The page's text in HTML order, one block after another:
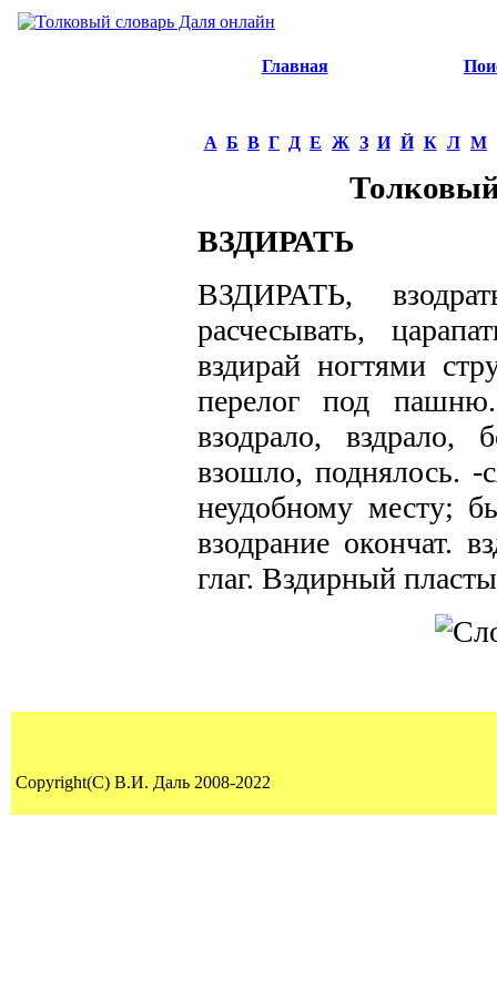
Главная
А Б В Г Д Е Ж З И Й К Л М
ВЗДИРАТЬ
ВЗДИРАТЬ,
расчесывать,
вздирай ногтями
перелог под
взодрало, вздрало,
взошло, поднялось. -
неудобному месту;
взодрание окончат.
глаг. Вздирный
Copyright(C) В.И. Даль 2008-2022